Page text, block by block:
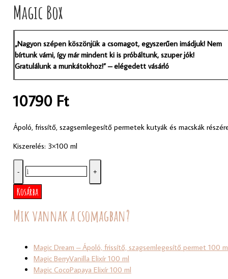
Magic Box
„Nagyon szépen köszönjük a csomagot, egyszerűen imádjuk! Nem
bírtunk várni, így már mindent ki is próbáltunk, szuper jók!
Gratulálunk a munkátokhoz!” – elégedett vásárló
10790 Ft
Ápoló, frissítő, szagsemlegesítő permetek kutyák és macskák
Kiszerelés: 3×100 ml
-
Magic
Box
mennyiség
+
Kosárba
Mik vannak a csomagban?
Magic Dream – Ápoló, frissítő, szagsemlegesítő permet 100
Magic BerryVanilla Elixír 100 ml
Magic CocoPapaya Elixír 100 ml